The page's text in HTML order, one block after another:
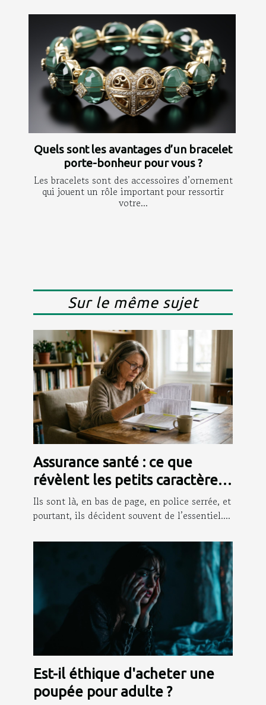
Quels sont les avantages d’un bracelet
porte-bonheur pour vous ?
Les bracelets sont des accessoires d’ornement
qui jouent un rôle important pour ressortir
votre...
Sur le même sujet
Assurance santé : ce que
révèlent les petits caractères
que personne ne lit
Ils sont là, en bas de page, en police serrée, et
pourtant, ils décident souvent de l’essentiel....
Est-il éthique d'acheter une
poupée pour adulte ?